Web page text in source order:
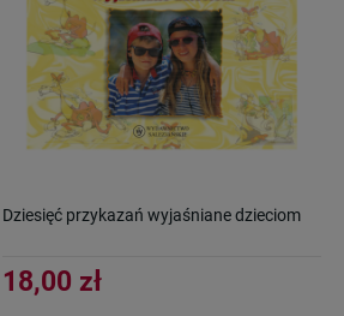
Dziesięć przykazań wyjaśniane dzieciom
18,00 zł